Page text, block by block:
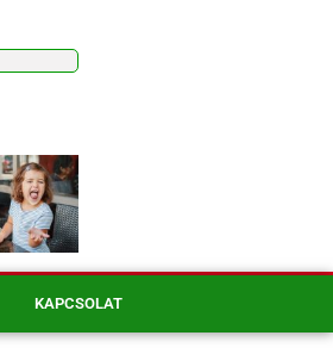
KAPCSOLAT